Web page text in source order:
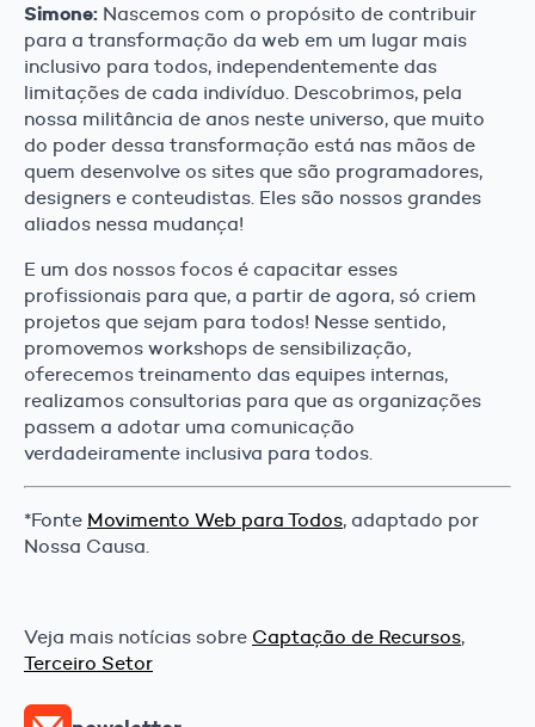
Simone: Nascemos com o propósito de contribuir
para a transformação da web em um lugar mais
inclusivo para todos, independentemente das
limitações de cada indivíduo. Descobrimos, pela
nossa militância de anos neste universo, que muito
do poder dessa transformação está nas mãos de
quem desenvolve os sites que são programadores,
designers e conteudistas. Eles são nossos grandes
aliados nessa mudança!
E um dos nossos focos é capacitar esses
profissionais para que, a partir de agora, só criem
projetos que sejam para todos! Nesse sentido,
promovemos workshops de sensibilização,
oferecemos treinamento das equipes internas,
realizamos consultorias para que as organizações
passem a adotar uma comunicação
verdadeiramente inclusiva para todos.
*Fonte Movimento Web para Todos, adaptado por
Nossa Causa.
Veja mais notícias sobre Captação de Recursos,
Terceiro Setor